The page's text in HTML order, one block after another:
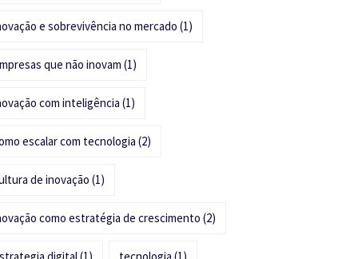
e sobrevivência no mercado (1)
que não inovam (1)
com inteligência (1)
escalar com tecnologia (2)
de inovação (1)
como estratégia de crescimento (2)